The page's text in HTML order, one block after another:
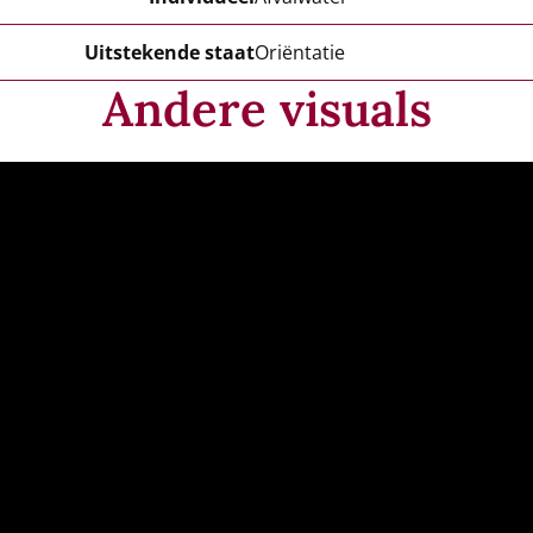
Uitstekende staatOriëntatie
Andere visuals